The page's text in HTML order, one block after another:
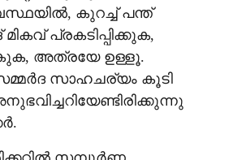
കുറച്ച് പന്ത്
മികവ് പ്രകടിപ്പിക്കുക,
അത്രയേ ഉള്ളൂ.
സാഹചര്യം കൂടി